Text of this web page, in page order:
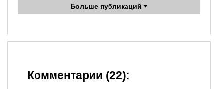
Больше публикаций
Комментарии (22):